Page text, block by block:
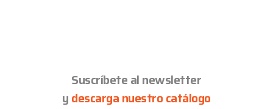
Suscríbete al newsletter
ydescarga nuestro catálogo